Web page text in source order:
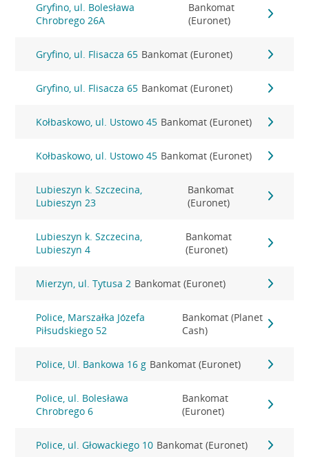
Gryfino, ul. Bolesława
Chrobrego 26A
Bankomat
(Euronet)
Gryfino, ul. Flisacza 65 Bankomat (Euronet)
Gryfino, ul. Flisacza 65 Bankomat (Euronet)
Kołbaskowo, ul. Ustowo 45 Bankomat (Euronet)
Kołbaskowo, ul. Ustowo 45 Bankomat (Euronet)
Lubieszyn k. Szczecina,
Lubieszyn 23
Bankomat
(Euronet)
Lubieszyn k. Szczecina,
Lubieszyn 4
Bankomat
(Euronet)
Mierzyn, ul. Tytusa 2 Bankomat (Euronet)
Police, Marszałka Józefa
Piłsudskiego 52
Bankomat (Planet
Cash)
Police, Ul. Bankowa 16 g Bankomat (Euronet)
Police, ul. Bolesława
Chrobrego 6
Bankomat
(Euronet)
Police, ul. Głowackiego 10 Bankomat (Euronet)